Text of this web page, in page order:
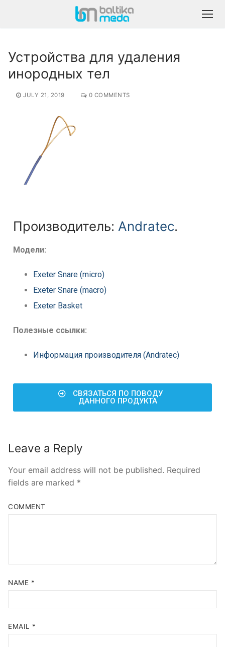
Устройства для удаления
инородных тел
JULY 21, 2019 0 COMMENTS
Производитель: Andratec.
Модели:
Exeter Snare (micro)
Exeter Snare (macro)
Exeter Basket
Полезные ссылки:
Информация производителя (Andratec)
СВЯЗАТЬСЯ ПО ПОВОДУ
ДАННОГО ПРОДУКТА
Leave a Reply
Your email address will not be published. Required
fields are marked *
COMMENT
NAME *
EMAIL *